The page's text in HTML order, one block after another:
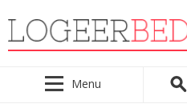
Menu